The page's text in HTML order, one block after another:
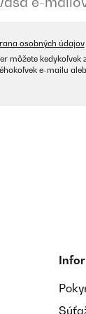
adapta bien,
osobných údajov
môžete
e-mailu